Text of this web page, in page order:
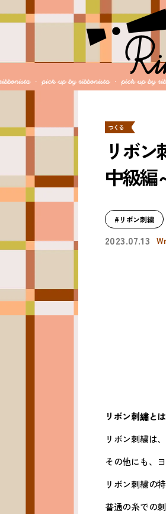
つくる
リボ
中級編
#リボン刺繍
2023.07.13
リボン刺繡と
リボン刺繍は
その他にも、
リボン刺繍の
普通の糸での